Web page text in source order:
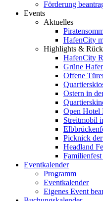
Förderung
Events
Aktuelles
HafenCity
Highlights &
HafenCity
Grüne
Offene
Ostern in
Open Hotel
Streitmobil
Picknick
Headland
Eventkalender
Programm
Eventkalender
Eigenes Event